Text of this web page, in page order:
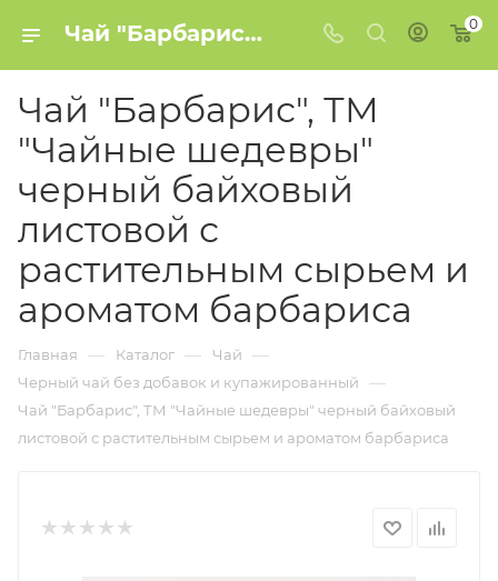
Чай "Барбарис", ТМ "Чайные шедевры" черный байховый листовой с растительным сырьем и ароматом барбариса купить в Минске 0
Чай "Барбарис", ТМ
"Чайные шедевры"
черный байховый
листовой с
растительным сырьем и
ароматом барбариса
Главная — Каталог — Чай —
Черный чай без добавок и купажированный —
Чай "Барбарис", ТМ "Чайные шедевры" черный байховый
листовой с растительным сырьем и ароматом барбариса